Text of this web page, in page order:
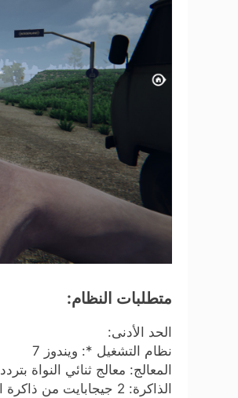
متطلبات النظام:
الحد الأدنى:
نظام التشغيل *: ويندوز 7
المعالج: معالج ثنائي النواة بتردد 2 جيجاهرتز
الذاكرة: 2 جيجابايت من ذاكرة الوصول العشوائي (RAM)